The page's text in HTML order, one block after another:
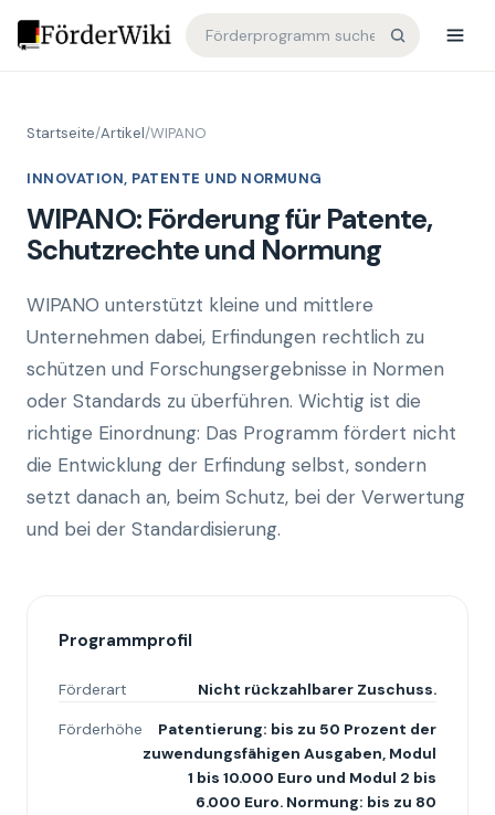
Startseite/Artikel/WIPANO
INNOVATION, PATENTE UND NORMUNG
WIPANO: Förderung für Patente,
Schutzrechte und Normung
WIPANO unterstützt kleine und mittlere
Unternehmen dabei, Erfindungen rechtlich zu
schützen und Forschungsergebnisse in Normen
oder Standards zu überführen. Wichtig ist die
richtige Einordnung: Das Programm fördert nicht
die Entwicklung der Erfindung selbst, sondern
setzt danach an, beim Schutz, bei der Verwertung
und bei der Standardisierung.
Programmprofil
Förderart
Nicht rückzahlbarer Zuschuss.
Förderhöhe
Patentierung: bis zu 50 Prozent der
zuwendungsfähigen Ausgaben, Modul
1 bis 10.000 Euro und Modul 2 bis
6.000 Euro. Normung: bis zu 80